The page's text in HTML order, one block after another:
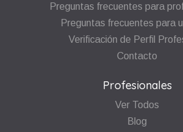
Preguntas frecuentes para
Preguntas frecuentes para
Verificación de Perfil
Contacto
Profesionales
Ver Todos
Blog